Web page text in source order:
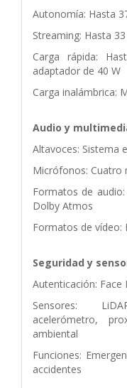
Autonomía: Hasta
Streaming: Hasta
Carga rápida:
adaptador de 40 W
Carga inalámbrica:
Audio y
Altavoces: Sistema
Micrófonos: Cuatro
Formatos de audio:
Dolby Atmos
Formatos de vídeo:
Seguridad y
Autenticación: Face
Sensores:
acelerómetro,
ambiental
Funciones:
accidentes